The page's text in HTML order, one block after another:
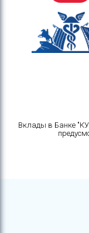
Вклады в Банке